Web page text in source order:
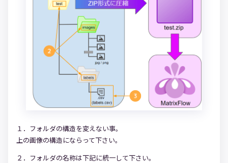
１．フォルダの構造を変えない事。
上の画像の構造にならって下さい。
２．フォルダの名称は下記に統一して下さい。